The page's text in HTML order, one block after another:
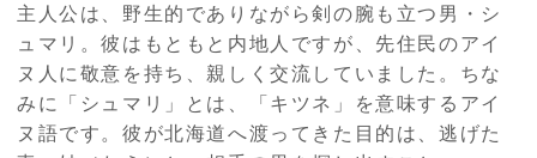
主人公は、野生的でありながら剣の腕も立つ男・シ
ュマリ。彼はもともと内地人ですが、先住民のアイ
ヌ人に敬意を持ち、親しく交流していました。ちな
みに「シュマリ」とは、「キツネ」を意味するアイ
ヌ語です。彼が北海道へ渡ってきた目的は、逃げた